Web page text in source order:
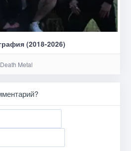
(2018-2026)
Metal